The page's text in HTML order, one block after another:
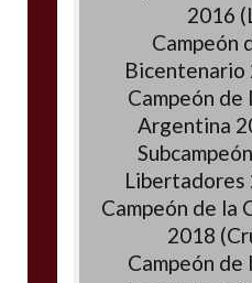
2016
Campeón
Bicentenario
Campeón de
Argentina
Libertadores
Campeón de la
2018
Campeón de